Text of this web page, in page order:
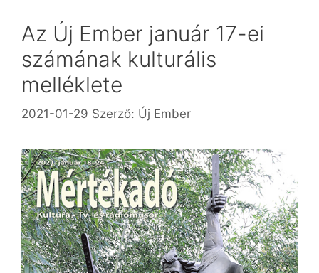
Az Új Ember január 17-ei
számának kulturális
melléklete
2021-01-29 Szerző: Új Ember